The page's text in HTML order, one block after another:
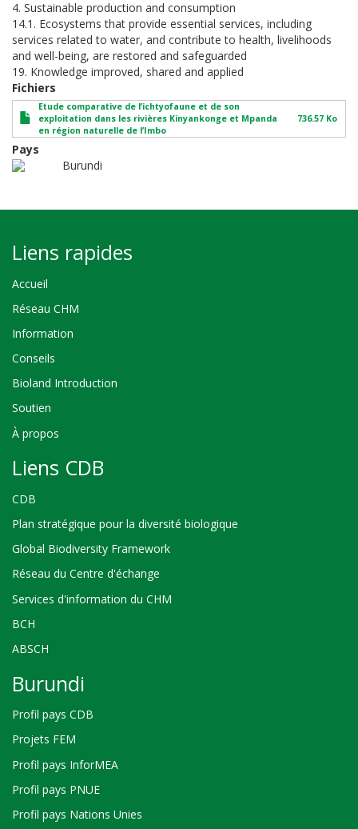
4. Sustainable production and consumption
14.1. Ecosystems that provide essential services, including
services related to water, and contribute to health, livelihoods
and well-being, are restored and safeguarded
19. Knowledge improved, shared and applied
Fichiers
Etude comparative de l’ichtyofaune et de son
exploitation dans les rivières Kinyankonge et Mpanda
en région naturelle de l’Imbo
736.57 Ko
Pays
Burundi
Liens rapides
Accueil
Réseau CHM
Information
Conseils
Bioland Introduction
Soutien
À propos
Liens CDB
CDB
Plan stratégique pour la diversité biologique
Global Biodiversity Framework
Réseau du Centre d'échange
Services d'information du CHM
BCH
ABSCH
Burundi
Profil pays CDB
Projets FEM
Profil pays InforMEA
Profil pays PNUE
Profil pays Nations Unies